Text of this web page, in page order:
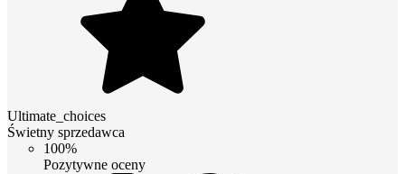
Ultimate_choices
Świetny sprzedawca
100%
Pozytywne oceny